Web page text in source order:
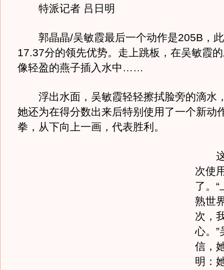
特派记者 吕日明
郭晶晶/吴敏霞最后一个动作是205B，此
17.37分的领先优势。走上跳板，在吴敏霞
像轻盈的燕子插入水中……
浮出水面，吴敏霞轻轻擦拭脸旁的滴水
她还为在得分数出来后特别使用了一个新动
拳，从下向上一画，代表胜利。
这
次使
了。“
熟世
次，
心。”
信，
明：